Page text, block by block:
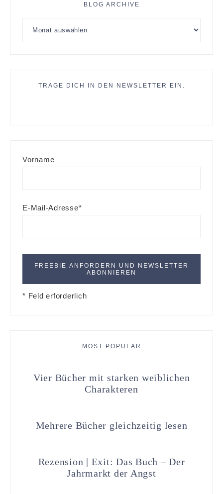
BLOG ARCHIVE
TRAGE DICH IN DEN NEWSLETTER EIN.
Vorname
E-Mail-Adresse*
* Feld erforderlich
MOST POPULAR
Vier Bücher mit starken weiblichen
Charakteren
Mehrere Bücher gleichzeitig lesen
Rezension | Exit: Das Buch – Der
Jahrmarkt der Angst